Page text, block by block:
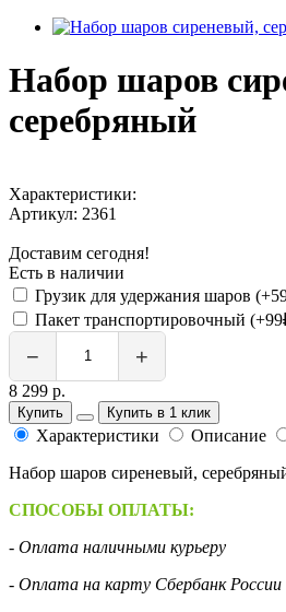
Набор шаров
серебряный
Характеристики:
Артикул: 2361
Доставим сегодня!
Есть в наличии
Грузик для удержания шаров
Пакет транспортировочный
− +
8 299 р.
Купить Купить в 1 клик
Характеристики Описание
Набор шаров сиреневый,
СПОСОБЫ ОПЛАТЫ:
- Оплата наличными курьеру
- Оплата на карту Сбербанк России